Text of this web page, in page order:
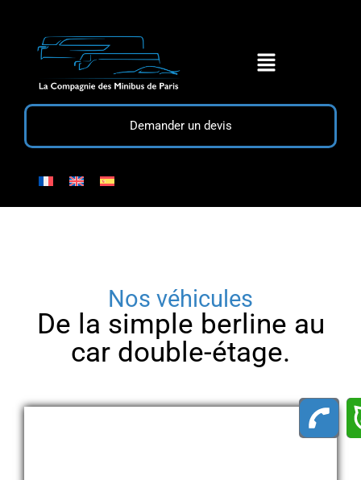
Demander un devis
Nos véhicules
De la simple berline au
car double-étage.